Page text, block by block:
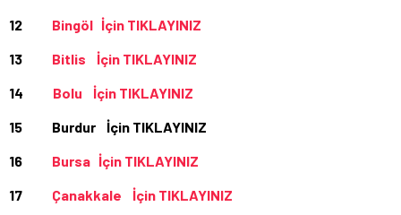
12 Bingöl İçin TIKLAYINIZ
13 Bitlis İçin TIKLAYINIZ
14 Bolu İçin TIKLAYINIZ
15 Burdur İçin TIKLAYINIZ
16 Bursa İçin TIKLAYINIZ
17 Çanakkale İçin TIKLAYINIZ